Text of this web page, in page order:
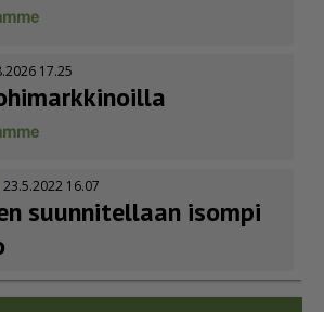
17.25
23.5.2022 16.07
suunnitellaan isompi